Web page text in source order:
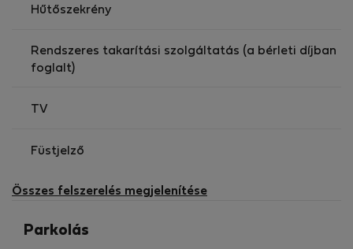
Hűtőszekrény
Rendszeres takarítási szolgáltatás (a bérleti díjban
foglalt)
TV
Füstjelző
Összes felszerelés megjelenítése
Parkolás